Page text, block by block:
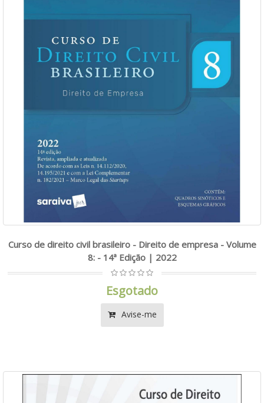
Curso de direito civil brasileiro - Direito de empresa - Volume
8: - 14ª Edição | 2022
Esgotado
Avise-me